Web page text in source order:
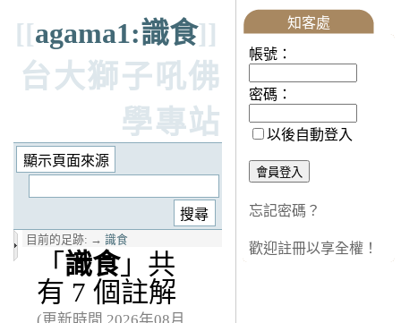
[[agama1:識食]]
台大獅子吼佛
學專站
目前的足跡: → 識食
「 識食」共
有 7 個註解
(更新時間 2026年08月
知客處
帳號：
密碼：
以後自動登入
忘記密碼？
歡迎註冊以享全權！